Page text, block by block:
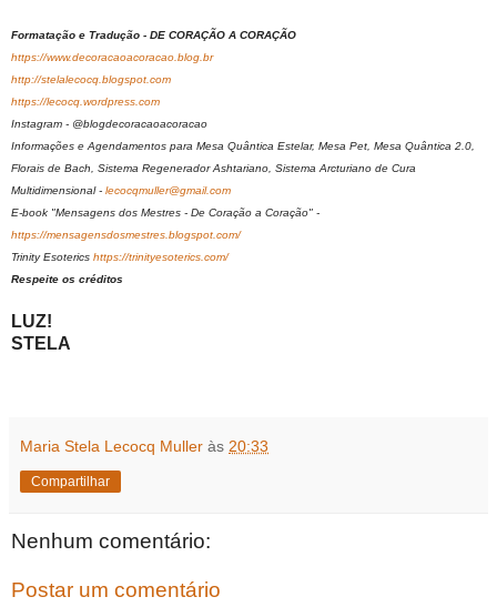
Formatação e Tradução - DE CORAÇÃO A CORAÇÃO
https://www.decoracaoacoracao.blog.br
http://stelalecocq.blogspot.com
https://lecocq.wordpress.com
Instagram - @blogdecoracaoacoracao
Informações e Agendamentos para Mesa Quântica Estelar, Mesa Pet, Mesa Quântica 2.0,
Florais de Bach, Sistema Regenerador Ashtariano, Sistema Arcturiano de Cura
Multidimensional - lecocqmuller@gmail.com
E-book "Mensagens dos Mestres - De Coração a Coração" -
https://mensagensdosmestres.blogspot.com/
Trinity Esoterics https://trinityesoterics.com/
Respeite os créditos
LUZ!
STELA
Maria Stela Lecocq Muller às 20:33
Compartilhar
Nenhum comentário:
Postar um comentário